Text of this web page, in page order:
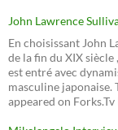
John Lawrence
En choisissant John
de la fin du XIX
est entré avec
masculine
appeared on